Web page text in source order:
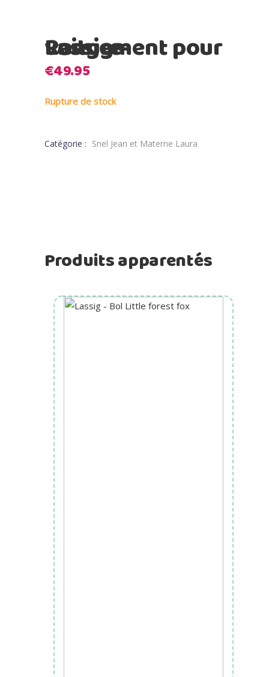
Lassig – Rangement pour voiture
€49.95
Rupture de stock
Catégorie : Snel Jean et Materne Laura
Produits apparentés